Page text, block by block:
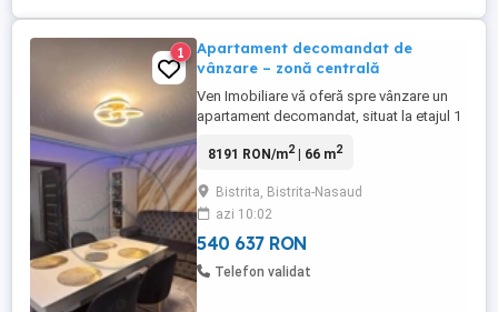
1
Apartament decomandat de
vânzare – zonă centrală
Ven Imobiliare vă oferă spre vânzare un
apartament decomandat, situat la etajul 1
acces facil către toate punctele de interes.
renovat și mobilat ✨ Apartamentul a fost
amenajat cu atenție la detalii, folosindu-se
...
8191 RON/m2| 66 m2
Bistrita, Bistrita-Nasaud
azi 10:02
540 637 RON
Telefon validat